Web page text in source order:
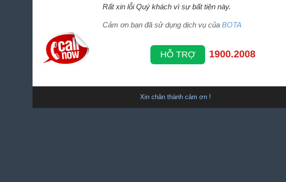
Rất xin lỗi Quý khách vì sự bất tiện này.
Cảm ơn bạn đã sử dụng dịch vụ của BOTA
HỖ TRỢ 1900.2008
Xin chân thành cảm ơn !